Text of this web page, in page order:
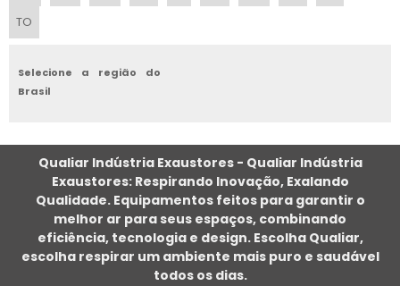
EXAUSTOR AXIAL PARA TELHADO
EXAUSTOR AXIAL 600MM
EXAUSTOR AXIAL TRIFÁSICO
VENTILADOR AXIAL GRANDE
EXAUSTOR AXIAL RESIDENCIAL
EXAUSTOR AXIAL 250MM
TO
Selecione a região do
Brasil
Qualiar Indústria Exaustores - Qualiar Indústria
Exaustores: Respirando Inovação, Exalando
Qualidade. Equipamentos feitos para garantir o
melhor ar para seus espaços, combinando
eficiência, tecnologia e design. Escolha Qualiar,
escolha respirar um ambiente mais puro e saudável
todos os dias.